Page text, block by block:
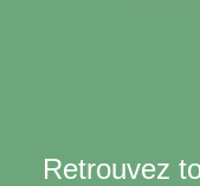
Retrouvez